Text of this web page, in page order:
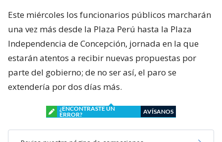
Este miércoles los funcionarios públicos marcharán
una vez más desde la Plaza Perú hasta la Plaza
Independencia de Concepción, jornada en la que
estarán atentos a recibir nuevas propuestas por
parte del gobierno; de no ser así, el paro se
extendería por dos días más.
¿ENCONTRASTE UN
ERROR?
AVÍSANOS